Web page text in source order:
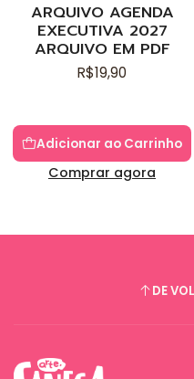
ARQUIVO AGENDA
EXECUTIVA 2027
ARQUIVO EM PDF
R$19,90
Adicionar ao Carrinho
Comprar agora
DE